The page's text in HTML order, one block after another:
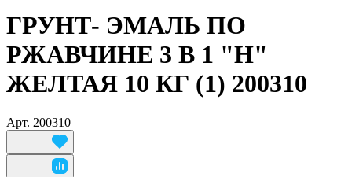
ГРУНТ- ЭМАЛЬ ПО
РЖАВЧИНЕ 3 В 1 "H"
ЖЕЛТАЯ 10 КГ (1) 200310
Арт. 200310